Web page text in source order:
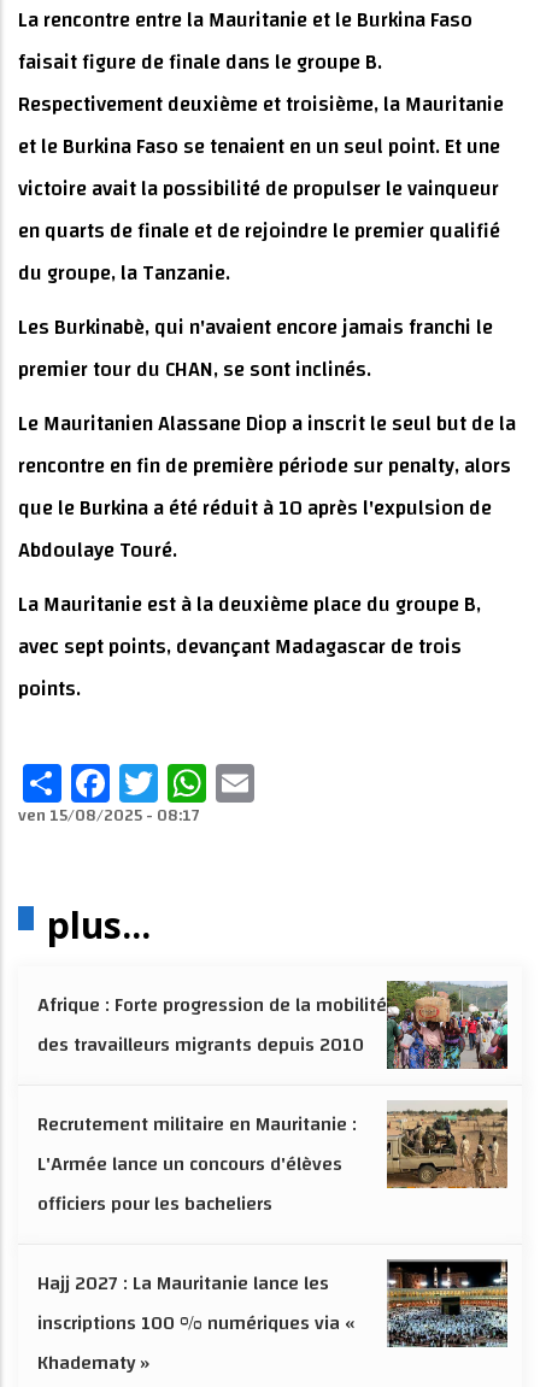
La rencontre entre la Mauritanie et le Burkina Faso
faisait figure de finale dans le groupe B.
Respectivement deuxième et troisième, la Mauritanie
et le Burkina Faso se tenaient en un seul point. Et une
victoire avait la possibilité de propulser le vainqueur
en quarts de finale et de rejoindre le premier qualifié
du groupe, la Tanzanie.
Les Burkinabè, qui n'avaient encore jamais franchi le
premier tour du CHAN, se sont inclinés.
Le Mauritanien Alassane Diop a inscrit le seul but de la
rencontre en fin de première période sur penalty, alors
que le Burkina a été réduit à 10 après l'expulsion de
Abdoulaye Touré.
La Mauritanie est à la deuxième place du groupe B,
avec sept points, devançant Madagascar de trois
points.
ShareFacebook
TwitterWhatsApp
ven 15/08/2025 - 08:17
plus...
Afrique : Forte progression de la mobilité
des travailleurs migrants depuis 2010
Recrutement militaire en Mauritanie :
L'Armée lance un concours d'élèves
officiers pour les bacheliers
Hajj 2027 : La Mauritanie lance les
inscriptions 100 % numériques via «
Khadematy »